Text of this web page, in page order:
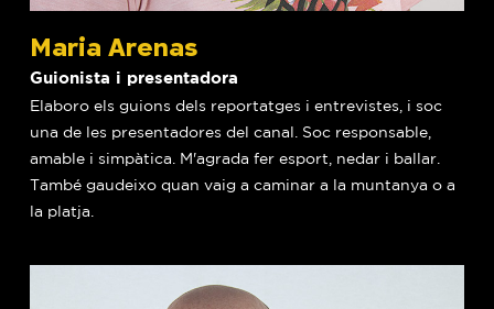
Maria Arenas
Guionista i presentadora
Elaboro els guions dels reportatges i entrevistes, i soc
una de les presentadores del canal. Soc responsable,
amable i simpàtica. M'agrada fer esport, nedar i ballar.
També gaudeixo quan vaig a caminar a la muntanya o a
la platja.